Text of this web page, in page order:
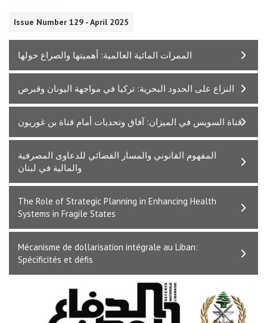
Issue Number 129 - April 2025
الممرات المائية العالمية: أهميتها والصراع حولها
النزاع على الحدود البحرية: تركيا في مواجهة اليونان وقبرص
قناة السويس في الميزان: آفاق وتحديات أمام قناة بن غوريون
المفهوم القانوني والمسار القضائي للدعاوى المصرفية
والمالية في لبنان
The Role of Strategic Planning in Enhancing Health
Systems in Fragile States
Mécanisme de dollarisation intégrale au Liban:
Spécificités et défis